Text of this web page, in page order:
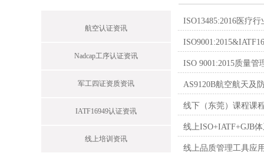
航空认证资讯
Nadcap工序认证资讯
军工四证资质资讯
IATF16949认证资讯
线上培训资讯
ISO13485:2016医疗
ISO 9001:2015质量
AS9120B航空航天及
线下（东莞）课程课
线上ISO+IATF+GJB
线上品质管理工具应